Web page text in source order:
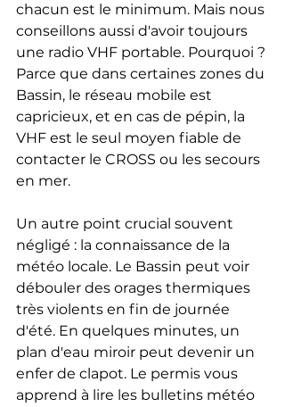
chacun est le minimum. Mais nous
conseillons aussi d'avoir toujours
une radio VHF portable. Pourquoi ?
Parce que dans certaines zones du
Bassin, le réseau mobile est
capricieux, et en cas de pépin, la
VHF est le seul moyen fiable de
contacter le CROSS ou les secours
en mer.
Un autre point crucial souvent
négligé : la connaissance de la
météo locale. Le Bassin peut voir
débouler des orages thermiques
très violents en fin de journée
d'été. En quelques minutes, un
plan d'eau miroir peut devenir un
enfer de clapot. Le permis vous
apprend à lire les bulletins météo